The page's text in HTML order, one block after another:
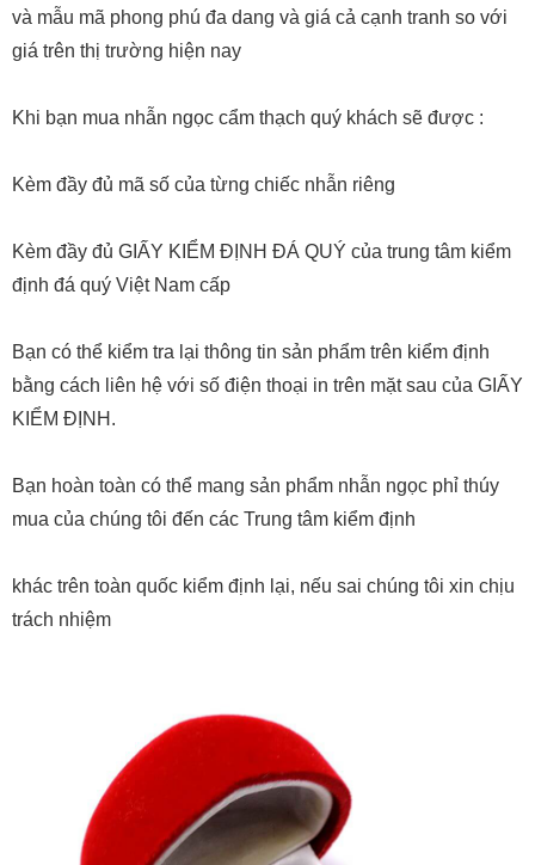
và mẫu mã phong phú đa dang và giá cả cạnh tranh so với
giá trên thị trường hiện nay
Khi bạn mua nhẫn ngọc cẩm thạch quý khách sẽ được :
Kèm đầy đủ mã số của từng chiếc nhẫn riêng
Kèm đầy đủ GIẤY KIỂM ĐỊNH ĐÁ QUÝ của trung tâm kiểm
định đá quý Việt Nam cấp
Bạn có thể kiểm tra lại thông tin sản phẩm trên kiểm định
bằng cách liên hệ với số điện thoại in trên mặt sau của GIẤY
KIỂM ĐỊNH.
Bạn hoàn toàn có thể mang sản phẩm nhẫn ngọc phỉ thúy
mua của chúng tôi đến các Trung tâm kiểm định
khác trên toàn quốc kiểm định lại, nếu sai chúng tôi xin chịu
trách nhiệm